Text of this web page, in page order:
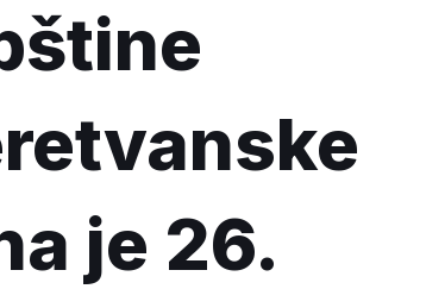
je 26.